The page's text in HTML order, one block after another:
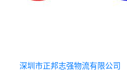
深圳市正邦志强物流有限公司